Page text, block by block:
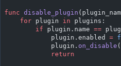
func disable_plugin
    for
plugin in plugins:
        if
plugin.name ==
            plugin.enabled
=
            plugin.
on_disable
            return